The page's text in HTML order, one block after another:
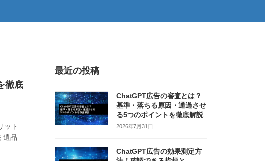
徹底
ット
遺品
最近の投稿
ChatGPT広告の審査とは？
基準・落ちる原因・通過させ
る5つのポイントを徹底解説
2026年7月31日
ChatGPT広告の効果測定方